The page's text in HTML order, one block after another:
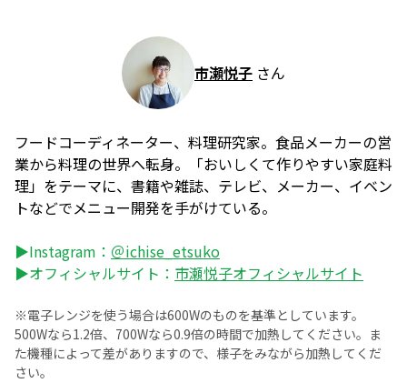
市瀬悦子 さん
フードコーディネーター、料理研究家。食品メーカーの営
業から料理の世界へ転身。「おいしくて作りやすい家庭料
理」をテーマに、書籍や雑誌、テレビ、メーカー、イベン
トなどでメニュー開発を手がけている。
▶Instagram： ＠ichise_etsuko
▶オフィシャルサイト： 市瀬悦子オフィシャルサイト
※電子レンジを使う場合は600Wのものを基準としています。
500Wなら1.2倍、700Wなら0.9倍の時間で加熱してください。ま
た機種によって差がありますので、様子をみながら加熱してくだ
さい。